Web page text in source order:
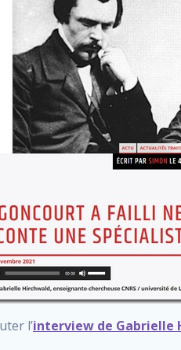
l’interview de Gabrielle